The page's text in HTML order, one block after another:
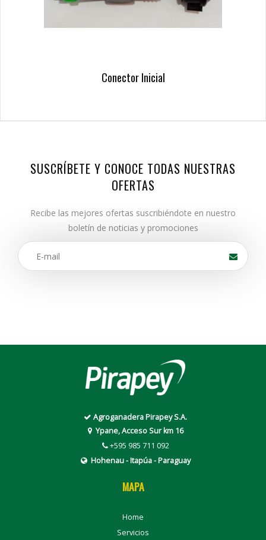
Conector Inicial
SUSCRÍBETE Y CONOCE TODAS NUESTRAS
OFERTAS
Recibe las mejores ofertas suscribiéndote en nuestro
boletín de noticias y promociones
Agroganadera Pirapey S.A.
Ypane, Acceso Sur km 16
+595 985 711 092
Hohenau - Itapúa - Paraguay
MAPA
Home
Servicios